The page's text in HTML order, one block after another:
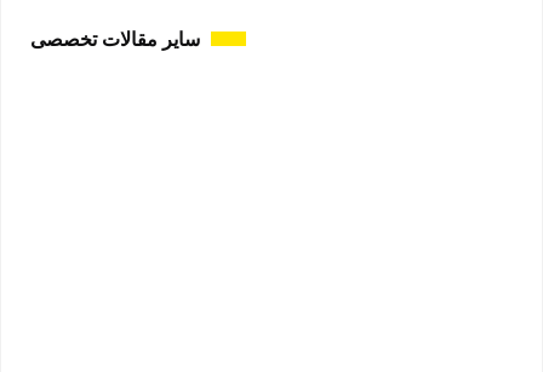
سایر مقالات تخصصی